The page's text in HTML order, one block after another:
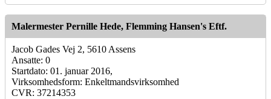
Malermester Pernille Hede, Flemming Hansen's Eftf.
Jacob Gades Vej 2, 5610 Assens
Ansatte: 0
Startdato: 01. januar 2016,
Virksomhedsform: Enkeltmandsvirksomhed
CVR: 37214353